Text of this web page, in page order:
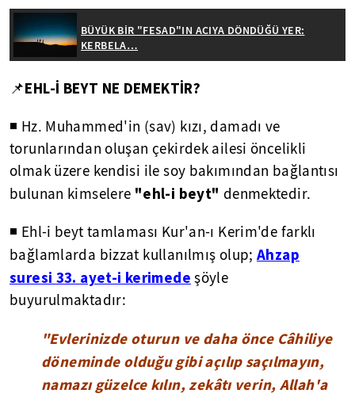
BÜYÜK BİR "FESAD"IN ACIYA DÖNDÜĞÜ YER:
KERBELA…
📌EHL-İ BEYT NE DEMEKTİR?
◾ Hz. Muhammed'in (sav) kızı, damadı ve
torunlarından oluşan çekirdek ailesi öncelikli
olmak üzere kendisi ile soy bakımından bağlantısı
bulunan kimselere "ehl-i beyt" denmektedir.
◾ Ehl-i beyt tamlaması Kur'an-ı Kerim'de farklı
bağlamlarda bizzat kullanılmış olup;Ahzap
suresi 33. ayet-i kerimede şöyle
buyurulmaktadır:
"Evlerinizde oturun ve daha önce Câhiliye
döneminde olduğu gibi açılıp saçılmayın,
namazı güzelce kılın, zekâtı verin, Allah'a